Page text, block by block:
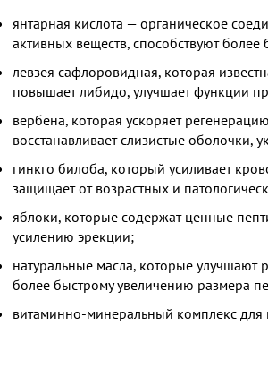
янтарная кислота — органическое
активных веществ, способствуют
левзея сафлоровидная, которая
повышает либидо, улучшает функции
вербена, которая ускоряет
восстанавливает слизистые оболочки,
гинкго билоба, который усиливает
защищает от возрастных и
яблоки, которые содержат ценные
усилению эрекции;
натуральные масла, которые улучшают
более быстрому увеличению размера
витаминно-минеральный комплекс